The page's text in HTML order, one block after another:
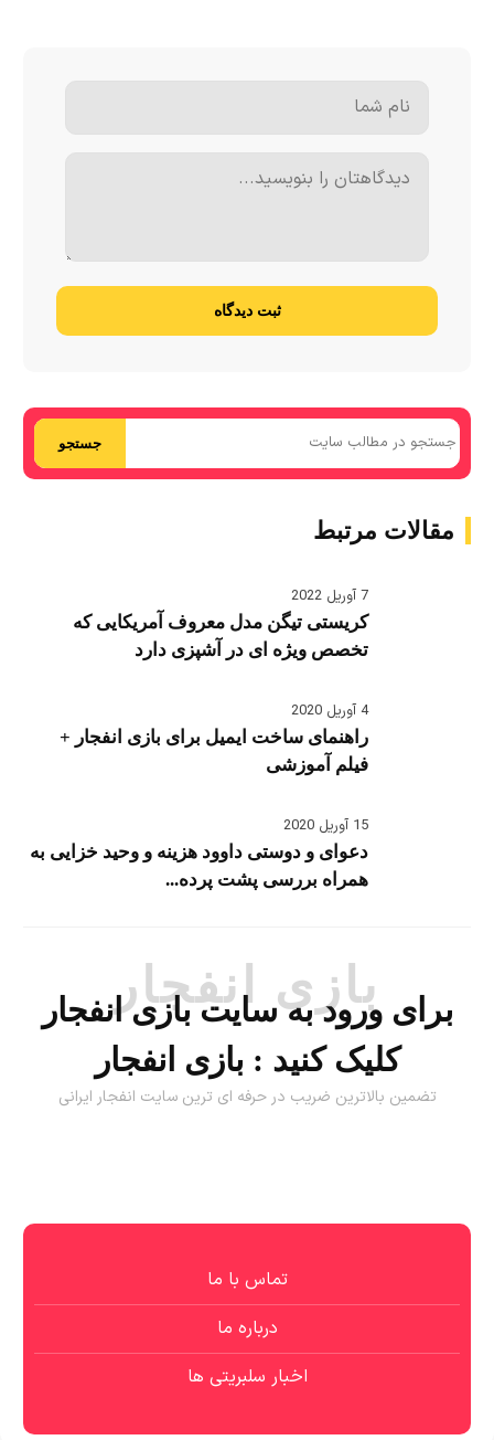
ثبت دیدگاه
جستجو
مقالات مرتبط
7 آوریل 2022
کریستی تیگن مدل معروف آمریکایی که
تخصص ویژه ای در آشپزی دارد
4 آوریل 2020
راهنمای ساخت ایمیل برای بازی انفجار +
فیلم آموزشی
15 آوریل 2020
دعوای و دوستی داوود هزینه و وحید خزایی به
همراه بررسی پشت پرده...
بازی انفجار
برای ورود به سایت بازی انفجار
کلیک کنید : بازی انفجار
تضمین بالاترین ضریب در حرفه ای ترین سایت انفجار ایرانی
تماس با ما
درباره ما
اخبار سلبریتی ها